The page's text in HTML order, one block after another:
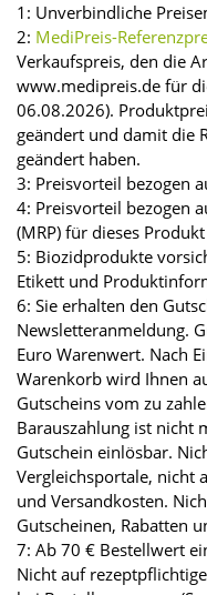
1: Unverbindliche
2: MediPreis-
Verkaufspreis, den die
www.medipreis.de für
06.08.2026).
geändert und damit die
geändert haben.
3: Preisvorteil bezogen
4: Preisvorteil bezogen
(MRP) für dieses
5: Biozidprodukte
Etikett und
6: Sie erhalten den
Newsletteranmeldung.
Euro Warenwert. Nach
Warenkorb wird Ihnen
Gutscheins vom zu
Barauszahlung ist nicht
Gutschein einlösbar.
Vergleichsportale, nicht
und Versandkosten.
Gutscheinen, Rabatten
7: Ab 70 € Bestellwert
Nicht auf